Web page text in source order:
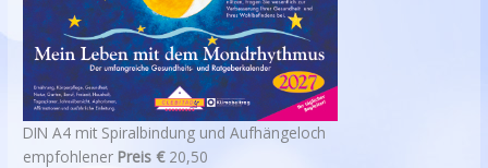
DIN A4 mit Spiralbindung und Aufhängeloch
empfohlener Preis € 20,50